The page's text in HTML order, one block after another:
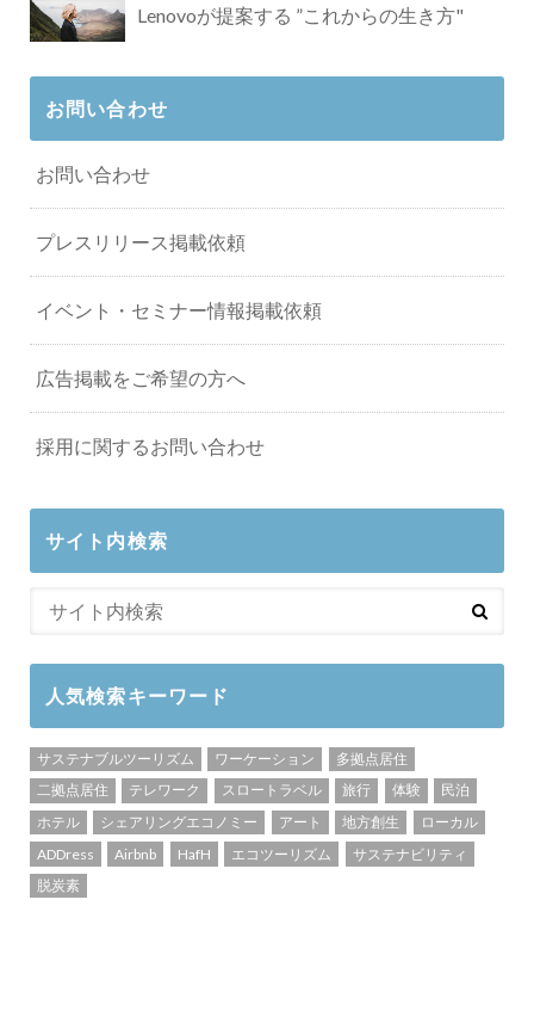
Lenovoが提案する ”これからの生き方"
お問い合わせ
お問い合わせ
プレスリリース掲載依頼
イベント・セミナー情報掲載依頼
広告掲載をご希望の方へ
採用に関するお問い合わせ
サイト内検索
人気検索キーワード
サステナブルツーリズム ワーケーション
多拠点居住
二拠点居住
テレワーク スロートラベル 旅行 体験
民泊
ホテル
シェアリングエコノミー アート 地方創生
ローカル
ADDress
Airbnb HafH エコツーリズム
サステナビリティ
脱炭素